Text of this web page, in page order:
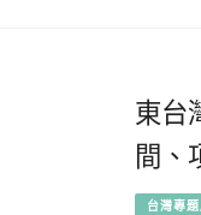
東台
間、
台灣專